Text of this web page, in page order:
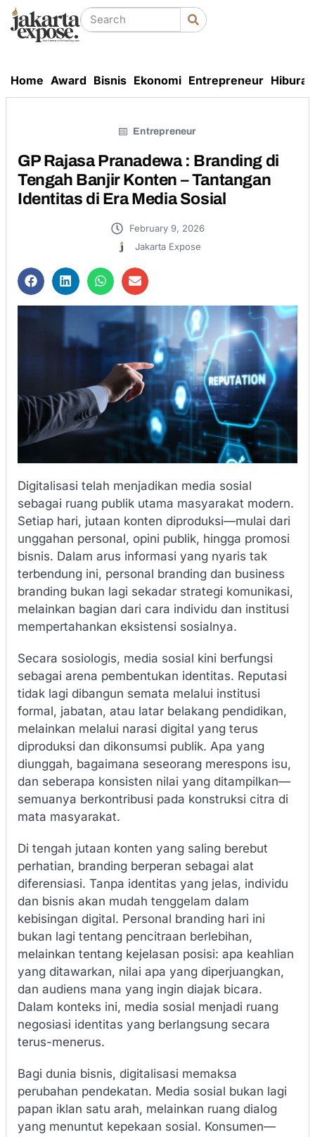
Home Award Bisnis Ekonomi Entrepreneur Hiburan
Entrepreneur
GP Rajasa Pranadewa : Branding di
Tengah Banjir Konten – Tantangan
Identitas di Era Media Sosial
February 9, 2026
Jakarta Expose
Digitalisasi telah menjadikan media sosial
sebagai ruang publik utama masyarakat modern.
Setiap hari, jutaan konten diproduksi—mulai dari
unggahan personal, opini publik, hingga promosi
bisnis. Dalam arus informasi yang nyaris tak
terbendung ini, personal branding dan business
branding bukan lagi sekadar strategi komunikasi,
melainkan bagian dari cara individu dan institusi
mempertahankan eksistensi sosialnya.
Secara sosiologis, media sosial kini berfungsi
sebagai arena pembentukan identitas. Reputasi
tidak lagi dibangun semata melalui institusi
formal, jabatan, atau latar belakang pendidikan,
melainkan melalui narasi digital yang terus
diproduksi dan dikonsumsi publik. Apa yang
diunggah, bagaimana seseorang merespons isu,
dan seberapa konsisten nilai yang ditampilkan—
semuanya berkontribusi pada konstruksi citra di
mata masyarakat.
Di tengah jutaan konten yang saling berebut
perhatian, branding berperan sebagai alat
diferensiasi. Tanpa identitas yang jelas, individu
dan bisnis akan mudah tenggelam dalam
kebisingan digital. Personal branding hari ini
bukan lagi tentang pencitraan berlebihan,
melainkan tentang kejelasan posisi: apa keahlian
yang ditawarkan, nilai apa yang diperjuangkan,
dan audiens mana yang ingin diajak bicara.
Dalam konteks ini, media sosial menjadi ruang
negosiasi identitas yang berlangsung secara
terus-menerus.
Bagi dunia bisnis, digitalisasi memaksa
perubahan pendekatan. Media sosial bukan lagi
papan iklan satu arah, melainkan ruang dialog
yang menuntut kepekaan sosial. Konsumen—